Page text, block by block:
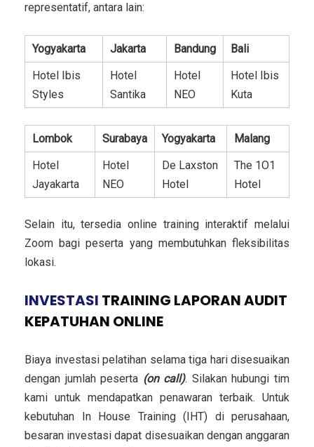
representatif, antara lain:
Yogyakarta Jakarta Bandung
Bali
Hotel Ibis
Styles
Hotel
Santika
Hotel
NEO
Hotel Ibis
Kuta
Lombok Surabaya Yogyakarta
Malang
Hotel
Jayakarta
Hotel
NEO
De Laxston
Hotel
The 1O1
Hotel
Selain itu, tersedia online training interaktif melalui
Zoom bagi peserta yang membutuhkan fleksibilitas
lokasi.
INVESTASI TRAINING LAPORAN AUDIT
KEPATUHAN ONLINE
Biaya investasi pelatihan selama tiga hari disesuaikan
dengan jumlah peserta (on call). Silakan hubungi tim
kami untuk mendapatkan penawaran terbaik. Untuk
kebutuhan In House Training (IHT) di perusahaan,
besaran investasi dapat disesuaikan dengan anggaran